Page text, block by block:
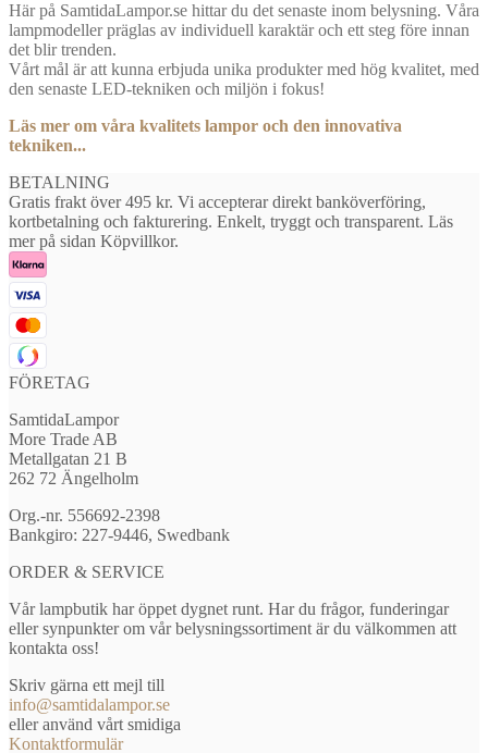
Här på SamtidaLampor.se hittar du det senaste inom belysning. Våra
lampmodeller präglas av individuell karaktär och ett steg före innan
det blir trenden.
Vårt mål är att kunna erbjuda unika produkter med hög kvalitet, med
den senaste LED-tekniken och miljön i fokus!
Läs mer om våra kvalitets lampor och den innovativa
tekniken...
BETALNING
Gratis frakt över 495 kr. Vi accepterar direkt banköverföring,
kortbetalning och fakturering. Enkelt, tryggt och transparent. Läs
mer på sidan Köpvillkor.
FÖRETAG
SamtidaLampor
More Trade AB
Metallgatan 21 B
262 72 Ängelholm
Org.-nr. 556692-2398
Bankgiro: 227-9446, Swedbank
ORDER & SERVICE
Vår lampbutik har öppet dygnet runt. Har du frågor, funderingar
eller synpunkter om vår belysningssortiment är du välkommen att
kontakta oss!
Skriv gärna ett mejl till
info@samtidalampor.se
eller använd vårt smidiga
Kontaktformulär